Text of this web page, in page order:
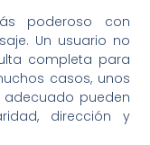
poderoso con
Un usuario no
completa para
casos, unos
adecuado pueden
dirección y